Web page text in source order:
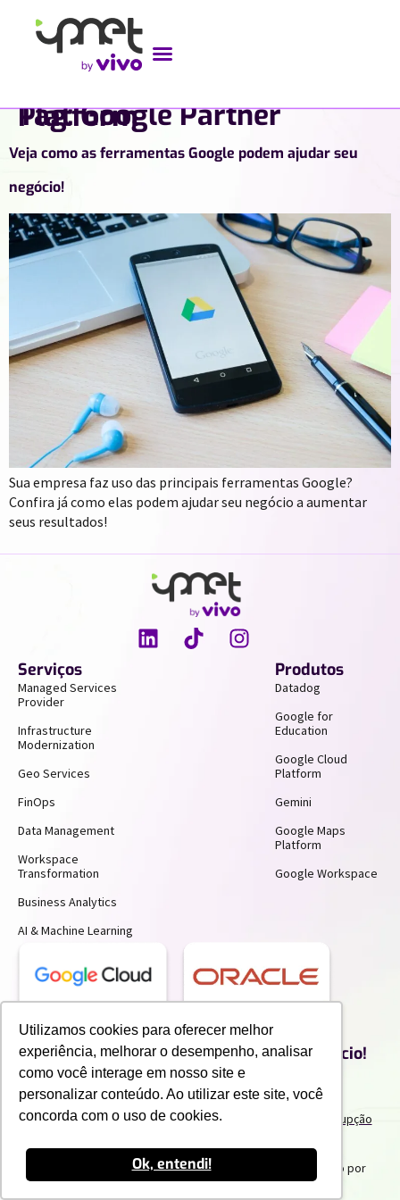
Utilizamos cookies para oferecer melhor
experiência, melhorar o desempenho, analisar
como você interage em nosso site e
personalizar conteúdo. Ao utilizar este site, você
concorda com o uso de cookies.
Ok, entendi!
Tag:
Google Partner Platform
Veja como as ferramentas Google podem ajudar seu
negócio!
Sua empresa faz uso das principais ferramentas Google?
Confira já como elas podem ajudar seu negócio a aumentar
seus resultados!
Serviços
Managed Services
Provider
Infrastructure
Modernization
Geo Services
FinOps
Data Management
Workspace
Transformation
Business Analytics
AI & Machine Learning
Produtos
Datadog
Google for
Education
Google Cloud
Platform
Gemini
Google Maps
Platform
Google Workspace
Receba insights gratuitos e gere mais
produtividade e economia para o seu negócio!
Inscreva-se para receber nossos conteúdos exclusivos.
2025 IPNET by Vivo. Todos os direitos reservados. Criado por
Innuvem Consultoria
Termos de uso e Politicas de Privacidade
Politicas Anticorrupção
Portal do ClienteCanal de DenunciaTrabalhe Conosco